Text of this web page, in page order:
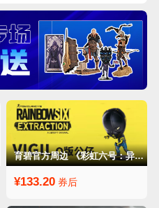
育碧官方周边 《彩虹六号：异种》Vigil Q版公仔 VLGIL
¥133.20券后